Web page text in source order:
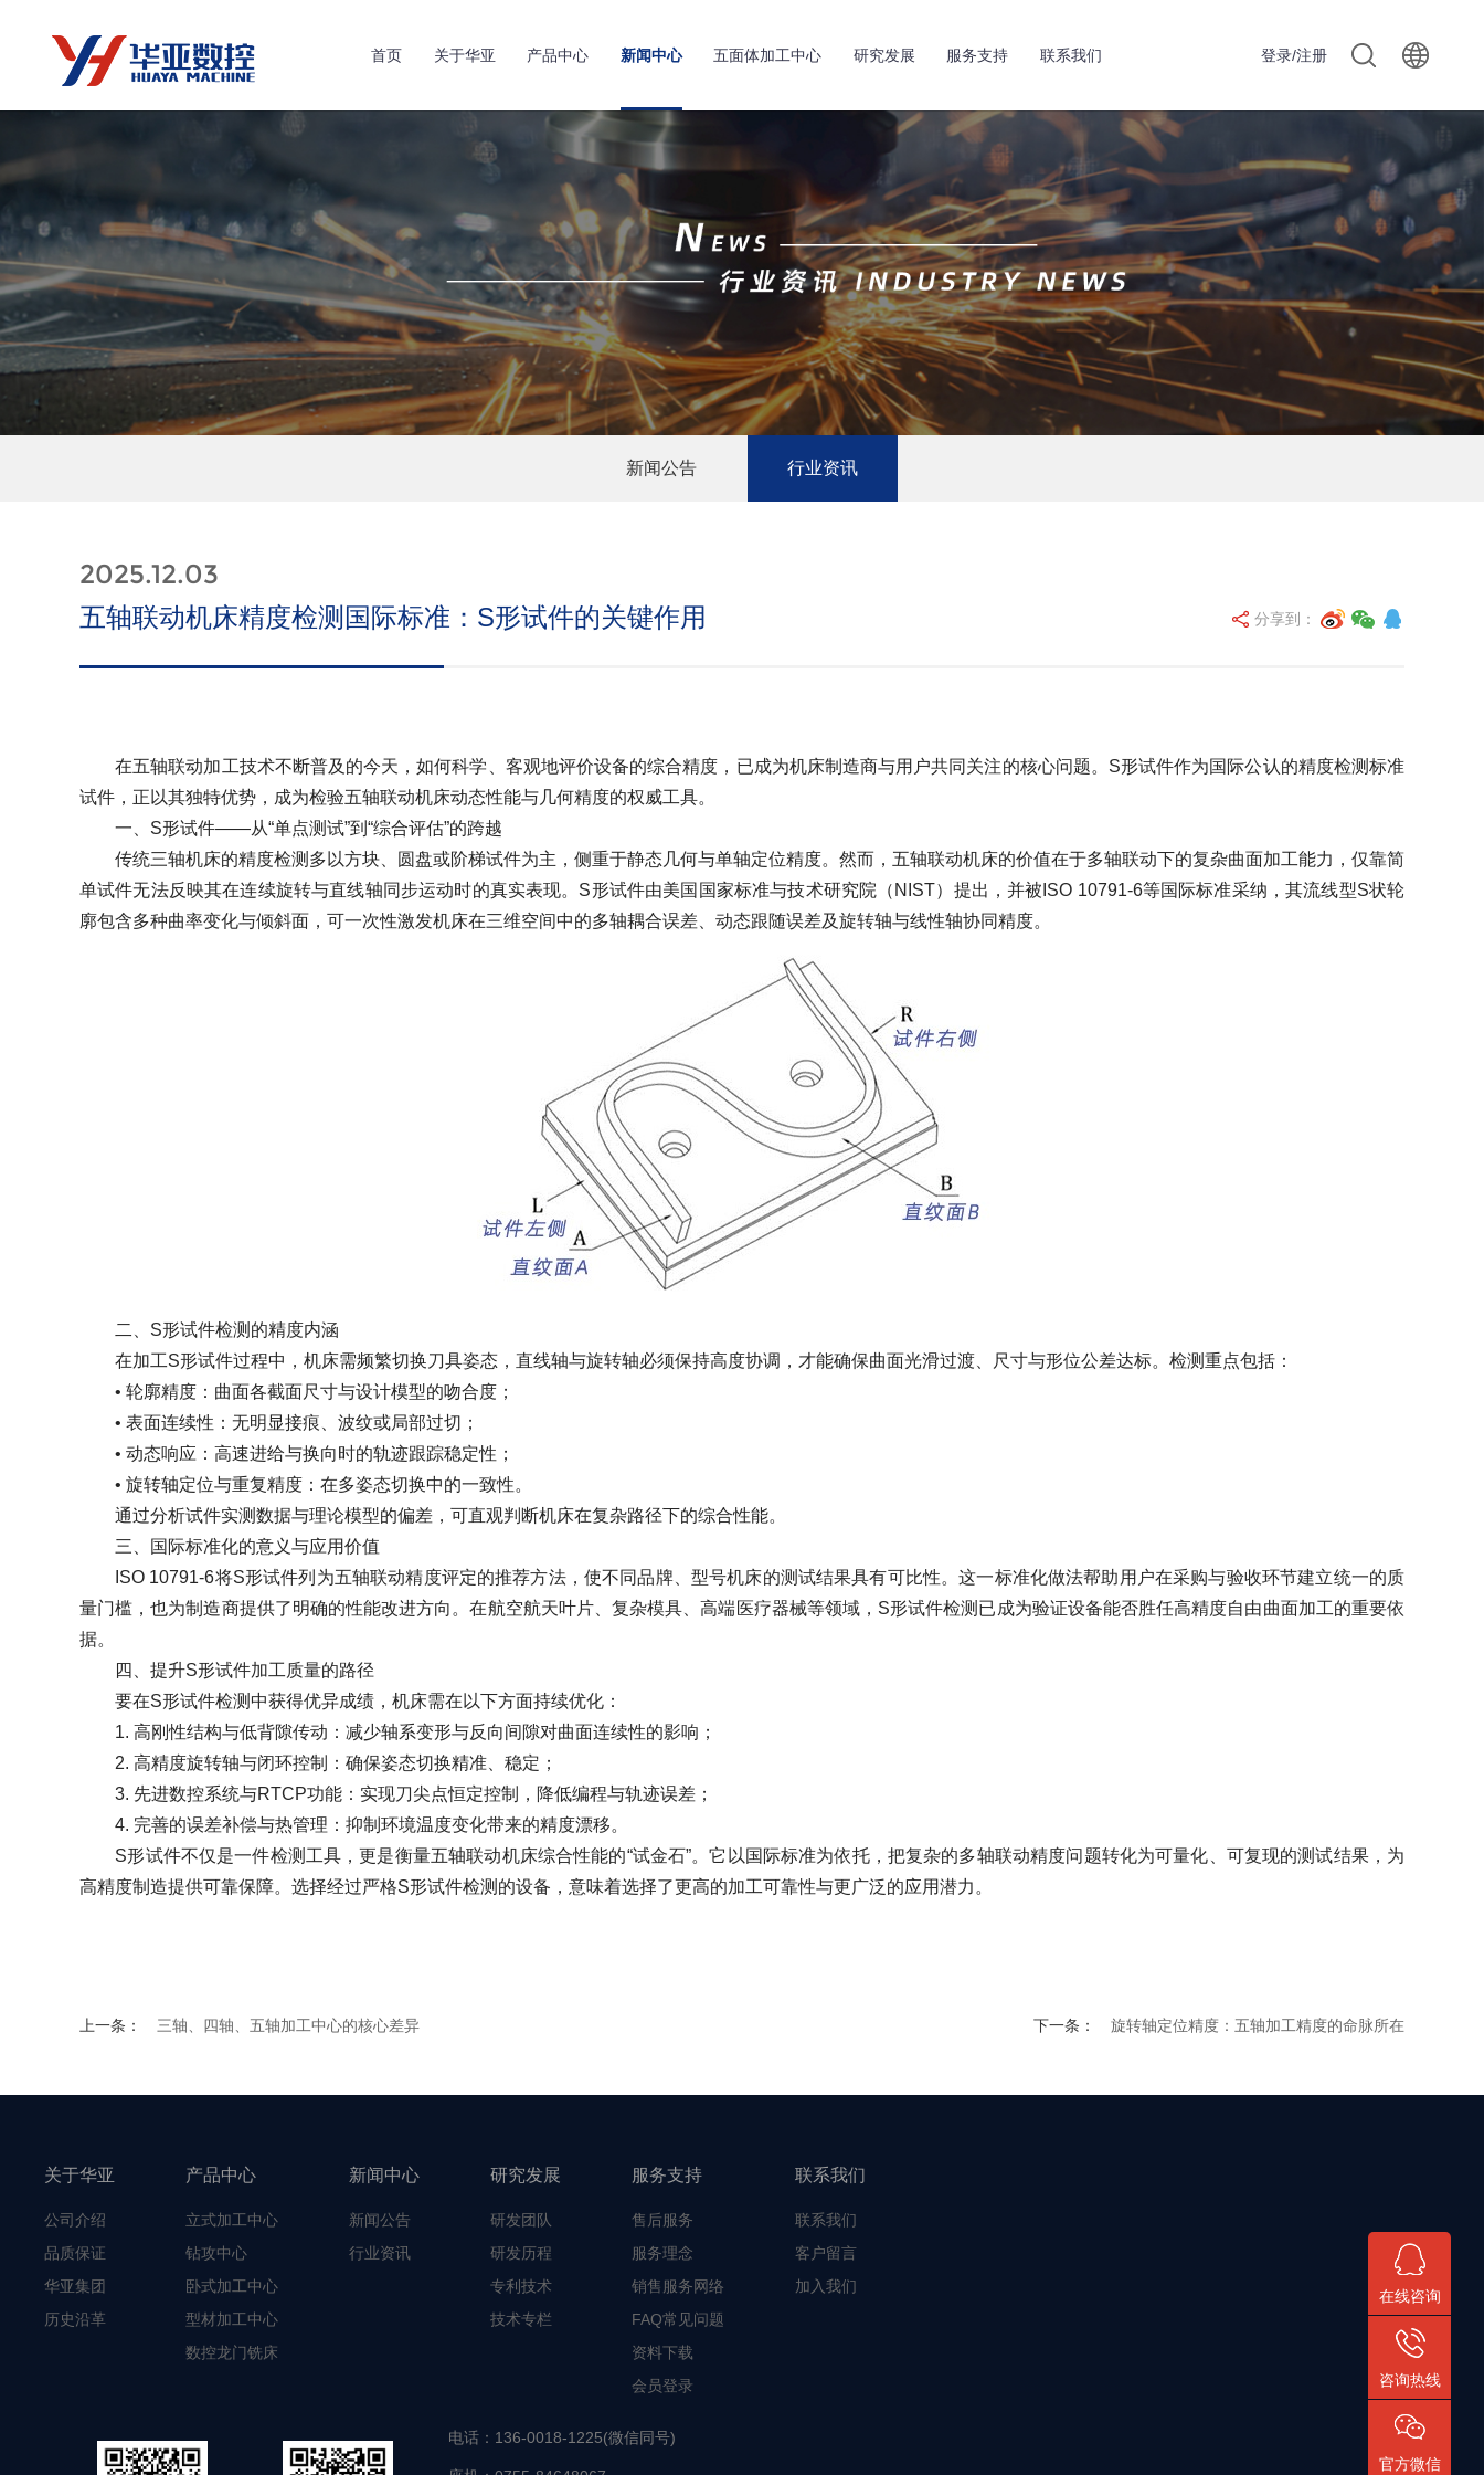
首页 关于华亚 产品中心 新闻中心 五面体加工中心 研究发展 服务支持 联系我们 登录/注册
新闻公告 行业资讯
2025.12.03
五轴联动机床精度检测国际标准：S形试件的关键作用 分享到：
在五轴联动加工技术不断普及的今天，如何科学、客观地评价设备的综合精度，已成为机床制造商与用户共同关注的核心问题。S形试件作为国际公认的精度检测标准
试件，正以其独特优势，成为检验五轴联动机床动态性能与几何精度的权威工具。
一、S形试件——从“单点测试”到“综合评估”的跨越
传统三轴机床的精度检测多以方块、圆盘或阶梯试件为主，侧重于静态几何与单轴定位精度。然而，五轴联动机床的价值在于多轴联动下的复杂曲面加工能力，仅靠简
单试件无法反映其在连续旋转与直线轴同步运动时的真实表现。S形试件由美国国家标准与技术研究院（NIST）提出，并被ISO 10791‑6等国际标准采纳，其流线型S状轮
廓包含多种曲率变化与倾斜面，可一次性激发机床在三维空间中的多轴耦合误差、动态跟随误差及旋转轴与线性轴协同精度。
二、S形试件检测的精度内涵
在加工S形试件过程中，机床需频繁切换刀具姿态，直线轴与旋转轴必须保持高度协调，才能确保曲面光滑过渡、尺寸与形位公差达标。检测重点包括：
• 轮廓精度：曲面各截面尺寸与设计模型的吻合度；
• 表面连续性：无明显接痕、波纹或局部过切；
• 动态响应：高速进给与换向时的轨迹跟踪稳定性；
• 旋转轴定位与重复精度：在多姿态切换中的一致性。
通过分析试件实测数据与理论模型的偏差，可直观判断机床在复杂路径下的综合性能。
三、国际标准化的意义与应用价值
ISO 10791‑6将S形试件列为五轴联动精度评定的推荐方法，使不同品牌、型号机床的测试结果具有可比性。这一标准化做法帮助用户在采购与验收环节建立统一的质
量门槛，也为制造商提供了明确的性能改进方向。在航空航天叶片、复杂模具、高端医疗器械等领域，S形试件检测已成为验证设备能否胜任高精度自由曲面加工的重要依
据。
四、提升S形试件加工质量的路径
要在S形试件检测中获得优异成绩，机床需在以下方面持续优化：
1. 高刚性结构与低背隙传动：减少轴系变形与反向间隙对曲面连续性的影响；
2. 高精度旋转轴与闭环控制：确保姿态切换精准、稳定；
3. 先进数控系统与RTCP功能：实现刀尖点恒定控制，降低编程与轨迹误差；
4. 完善的误差补偿与热管理：抑制环境温度变化带来的精度漂移。
S形试件不仅是一件检测工具，更是衡量五轴联动机床综合性能的“试金石”。它以国际标准为依托，把复杂的多轴联动精度问题转化为可量化、可复现的测试结果，为
高精度制造提供可靠保障。选择经过严格S形试件检测的设备，意味着选择了更高的加工可靠性与更广泛的应用潜力。
上一条： 三轴、四轴、五轴加工中心的核心差异 下一条： 旋转轴定位精度：五轴加工精度的命脉所在
关于华亚
公司介绍
品质保证
华亚集团
历史沿革
产品中心
立式加工中心
钻攻中心
卧式加工中心
型材加工中心
数控龙门铣床
新闻中心
新闻公告
行业资讯
研究发展
研发团队
研发历程
专利技术
技术专栏
服务支持
售后服务
服务理念
销售服务网络
FAQ常见问题
资料下载
会员登录
联系我们
联系我们
客户留言
加入我们
电话： 136-0018-1225(微信同号)
在线咨询
咨询热线
官方微信